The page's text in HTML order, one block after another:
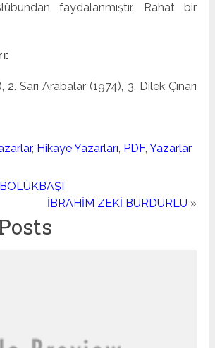
faydalanmıştır. Rahat bir
2. Sarı Arabalar (1974), 3. Dilek Çınarı
, Hikaye Yazarları, PDF,Yazarlar
İBRAHİM ZEKİ BURDURLU »